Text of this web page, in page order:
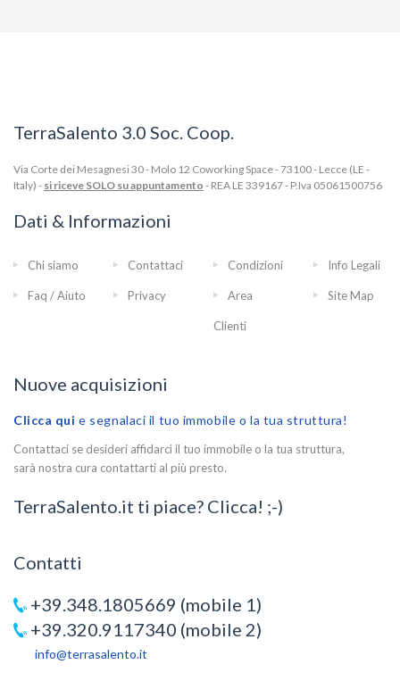
TerraSalento 3.0 Soc. Coop.
Via Corte dei Mesagnesi 30 - Molo 12 Coworking Space - 73100 - Lecce (LE -
Italy) - si riceve SOLO su appuntamento - REA LE 339167 - P.Iva 05061500756
Dati & Informazioni
Chi siamo Contattaci Condizioni Info Legali
Faq / Aiuto Privacy Area
Clienti
Site Map
Nuove acquisizioni
Clicca qui e segnalaci il tuo immobile o la tua struttura!
Contattaci se desideri affidarci il tuo immobile o la tua struttura,
sarà nostra cura contattarti al più presto.
TerraSalento.it ti piace? Clicca! ;-)
Contatti
+39.348.1805669 (mobile 1)
+39.320.9117340 (mobile 2)
info@terrasalento.it